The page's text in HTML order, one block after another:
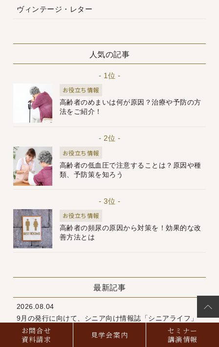
ヴィンテージ・レター
人気の記事
- 1位 -
お役立ち情報
高齢者のめまいは何が原因？治療や予防の方
法をご紹介！
- 2位 -
お役立ち情報
高齢者の低血圧で注意することは？原因や種
類、予防策を知ろう
- 3位 -
お役立ち情報
高齢者の頻尿の原因から対策を！効果的な改
善方法とは
最新記事
2026.08.04
9月の発行に向けて、シニア向け情報誌「シニアライフ」
鋭意制作中！
2026.06.01
お問合せ
資料請求
見学会案内
セミナー
講演情報